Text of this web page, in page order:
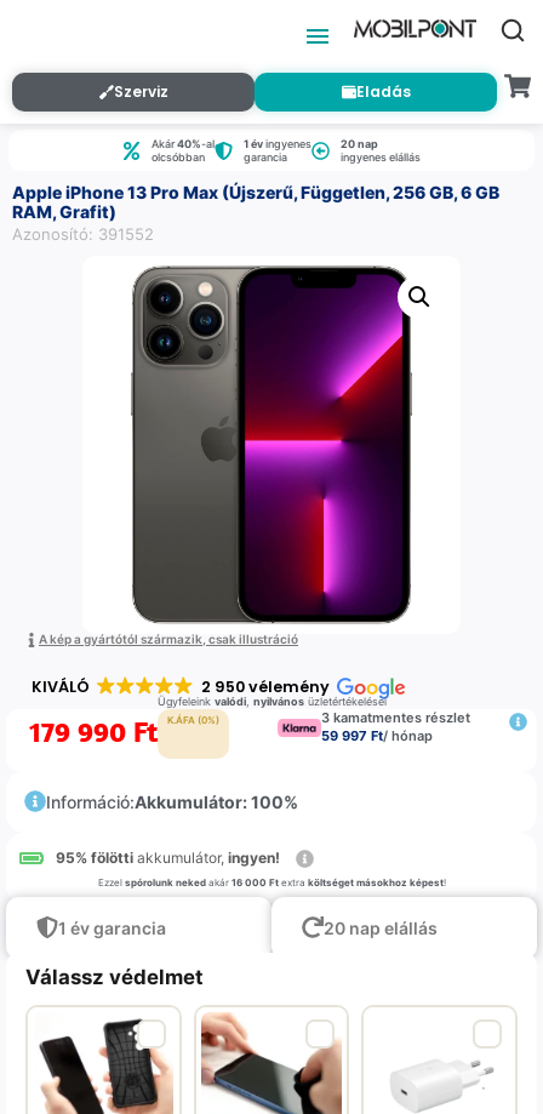
Szerviz Eladás
Akár40%-al
olcsóbban
1 évingyenes
garancia
20 nap
ingyenes elállás
Apple iPhone 13 Pro Max (Újszerű, Független, 256 GB, 6 GB
RAM, Grafit)
Azonosító: 391552
A kép a gyártótól származik, csak illustráció
KIVÁLÓ 2 950 vélemény
Ügyfeleink valódi, nyilvánosüzletértékelései
179 990 Ft K.ÁFA (0%)
3 kamatmentes részlet
59 997 Ft/ hónap
Információ:Akkumulátor: 100%
95% fölötti akkumulátor, ingyen!
Ezzel spórolunk nekedakár 16 000 Ftextra költséget másokhoz képest!
1 év garancia 20 nap elállás
Válassz védelmet